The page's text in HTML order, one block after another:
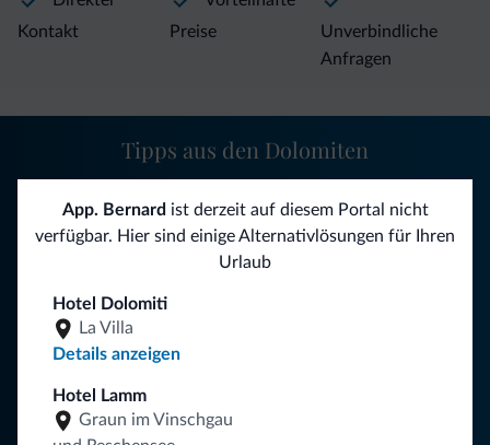
App. Bernard ist derzeit auf diesem Portal nicht
verfügbar. Hier sind einige Alternativlösungen für Ihren
Urlaub
Hotel Dolomiti
La Villa
Details anzeigen
Hotel Lamm
Graun im Vinschgau
Kontakt
Preise
Unverbindliche
Anfragen
Folgen Sie Dolomiti.it auf
Tipps aus den Dolomiten
Neuigkeiten für Ihren Urlaub in den Dolomiten.
NEWSLETTER ABONNIEREN